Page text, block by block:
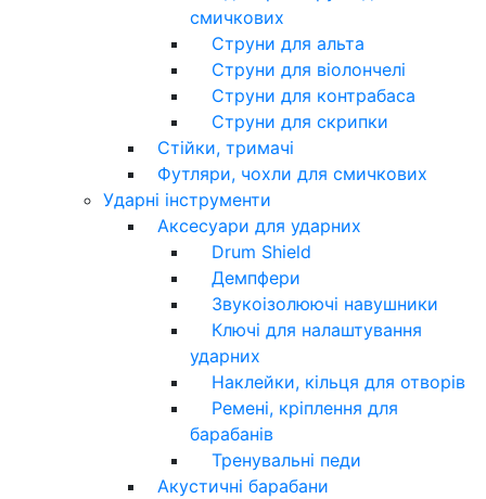
смичкових
Струни для альта
Струни для віолончелі
Струни для контрабаса
Струни для скрипки
Стійки, тримачі
Футляри, чохли для смичкових
Ударні інструменти
Аксесуари для ударних
Drum Shield
Демпфери
Звукоізолюючі навушники
Ключі для налаштування
ударних
Наклейки, кільця для отворів
Ремені, кріплення для
барабанів
Тренувальні педи
Акустичні барабани